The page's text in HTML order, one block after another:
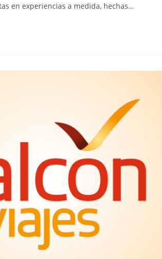
en experiencias a medida, hechas…